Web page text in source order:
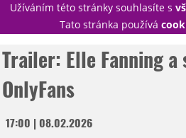
Užíváním této stránky souhlasíte s
Tato stránka používá
NOVINKY
TÉMATA
RECENZE
EPIZODY
KULT
Trailer: Elle Fanning a
OnlyFans
17:00 | 08.02.2026